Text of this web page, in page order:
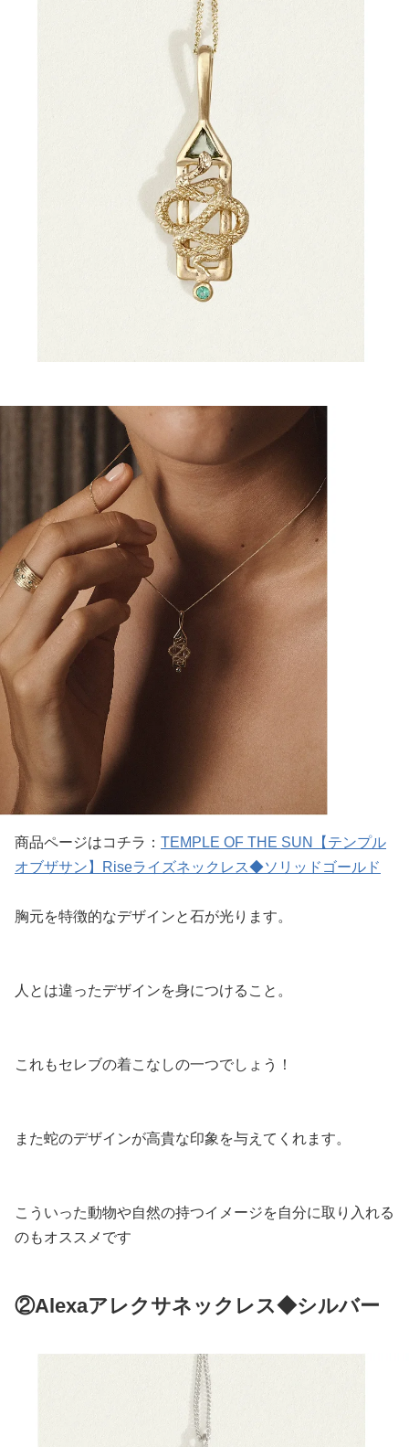
商品ページはコチラ： TEMPLE OF THE SUN【テンプル
オブザサン】Riseライズネックレス◆ソリッドゴールド
胸元を特徴的なデザインと石が光ります。
人とは違ったデザインを身につけること。
これもセレブの着こなしの一つでしょう！
また蛇のデザインが高貴な印象を与えてくれます。
こういった動物や自然の持つイメージを自分に取り入れる
のもオススメです
②Alexaアレクサネックレス◆シルバー